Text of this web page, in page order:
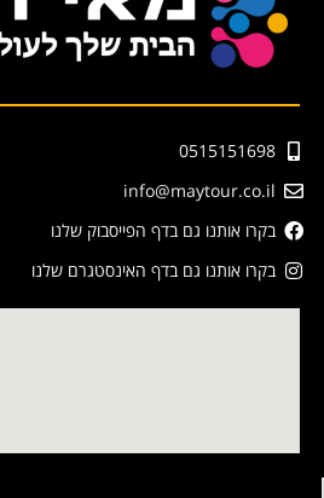
0515151698
info@maytour.co.il
בקרו אותנו גם בדף הפייסבוק שלנו
בקרו אותנו גם בדף האינסטגרם שלנו